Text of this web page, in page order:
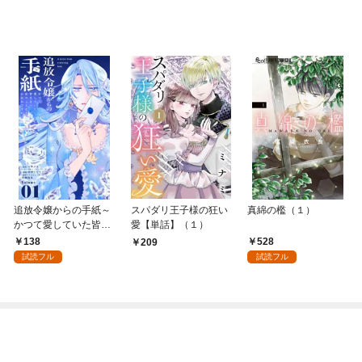
追放令嬢からの手紙～
かつて愛していた皆さ
まへ 私のことなどお忘
れですか？～【単話】
138
試読フル
スパダリ王子様の狂い
愛【単話】（１）
209
真綿の檻（１）
528
試読フル